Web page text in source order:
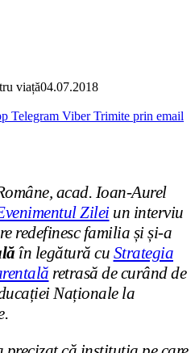
viață04.07.2018
Telegram Viber Trimite prin email
acad. Ioan-Aurel
Zileiun interviu
redefinesc familia și și-a
în legătură cu Strategia
retrasă de curând de
Naționale la